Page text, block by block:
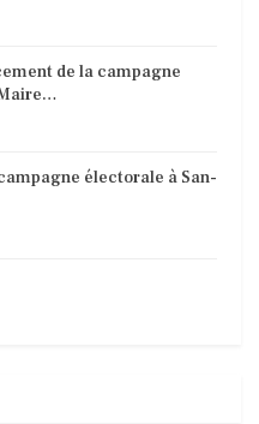
de la campagne
électorale à San-